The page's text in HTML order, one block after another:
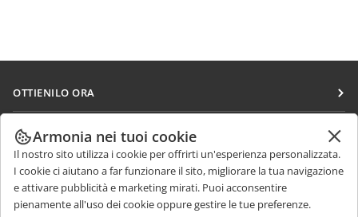
OTTIENILO ORA
Docs
DocSpace
Workspace
Connettori
COLLABORA
Per i contributori
Per i traduttori
Per gli influencer
RICEVI NOTIZIE
Blog
RICEVI AIUTO
Armonia nei tuoi cookie
Il nostro sito utilizza i cookie per offrirti un'esperienza personalizzata.
I cookie ci aiutano a far funzionare il sito, migliorare la tua navigazione
e attivare pubblicità e marketing mirati. Puoi acconsentire
pienamente all'uso dei cookie oppure gestire le tue preferenze.